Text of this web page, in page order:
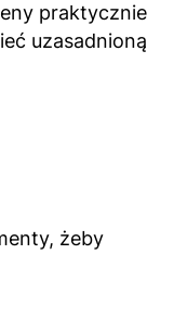
praktycznie
uzasadnioną
żeby